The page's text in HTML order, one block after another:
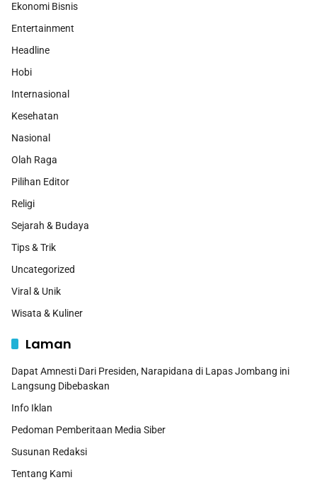
Ekonomi Bisnis
Entertainment
Headline
Hobi
Internasional
Kesehatan
Nasional
Olah Raga
Pilihan Editor
Religi
Sejarah & Budaya
Tips & Trik
Uncategorized
Viral & Unik
Wisata & Kuliner
Laman
Dapat Amnesti Dari Presiden, Narapidana di Lapas Jombang ini
Langsung Dibebaskan
Info Iklan
Pedoman Pemberitaan Media Siber
Susunan Redaksi
Tentang Kami